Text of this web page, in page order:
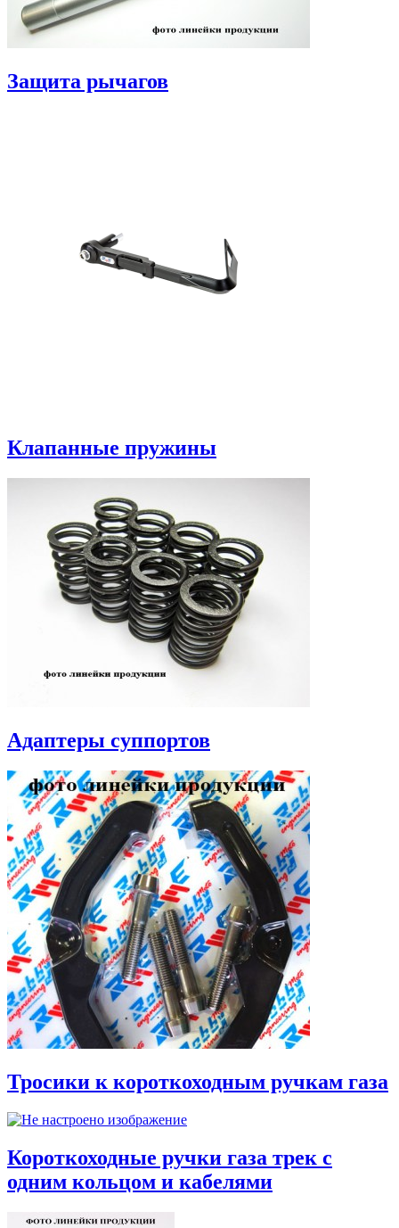
Защита рычагов
Клапанные пружины
Адаптеры суппортов
Тросики к короткоходным ручкам газа
Короткоходные ручки газа трек с
одним кольцом и кабелями